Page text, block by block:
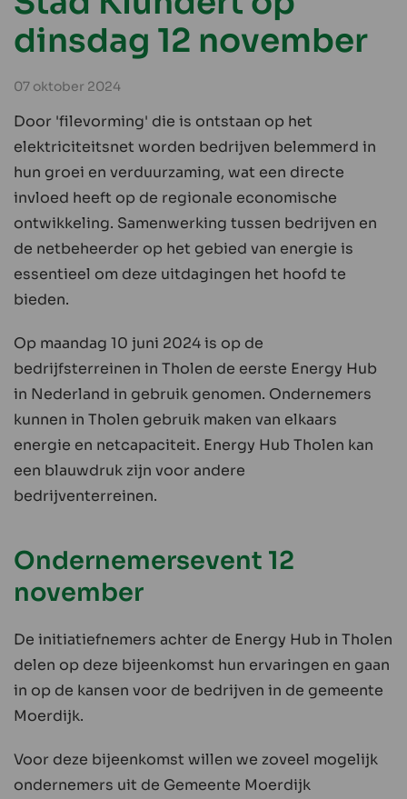
dinsdag 12 november
07 oktober 2024
Door 'filevorming' die is ontstaan op het
elektriciteitsnet worden bedrijven belemmerd in
hun groei en verduurzaming, wat een directe
invloed heeft op de regionale economische
ontwikkeling. Samenwerking tussen bedrijven en
de netbeheerder op het gebied van energie is
essentieel om deze uitdagingen het hoofd te
bieden.
Op maandag 10 juni 2024 is op de
bedrijfsterreinen in Tholen de eerste Energy Hub
in Nederland in gebruik genomen. Ondernemers
kunnen in Tholen gebruik maken van elkaars
energie en netcapaciteit. Energy Hub Tholen kan
een blauwdruk zijn voor andere
bedrijventerreinen.
Ondernemersevent 12
november
De initiatiefnemers achter de Energy Hub in Tholen
delen op deze bijeenkomst hun ervaringen en gaan
in op de kansen voor de bedrijven in de gemeente
Moerdijk.
Voor deze bijeenkomst willen we zoveel mogelijk
ondernemers uit de Gemeente Moerdijk